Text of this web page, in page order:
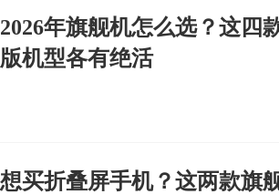
2026年旗舰机怎么选？这四
版机型各有绝活
想买折叠屏手机？这两款旗